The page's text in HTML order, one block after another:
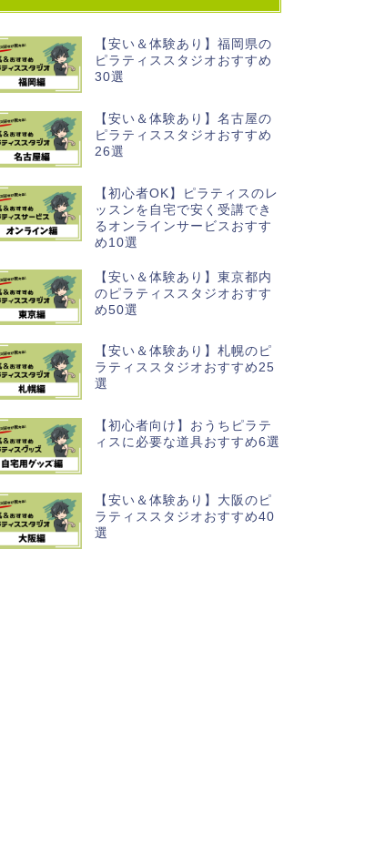
【安い＆体験あり】福岡県の
ピラティススタジオおすすめ
30選
【安い＆体験あり】名古屋の
ピラティススタジオおすすめ
26選
【初心者OK】ピラティスのレ
ッスンを自宅で安く受講でき
るオンラインサービスおすす
め10選
【安い＆体験あり】東京都内
のピラティススタジオおすす
め50選
【安い＆体験あり】札幌のピ
ラティススタジオおすすめ25
選
【初心者向け】おうちピラテ
ィスに必要な道具おすすめ6選
【安い＆体験あり】大阪のピ
ラティススタジオおすすめ40
選